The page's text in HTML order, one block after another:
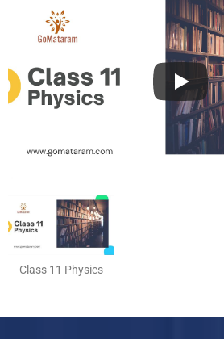
Class 11 Physics